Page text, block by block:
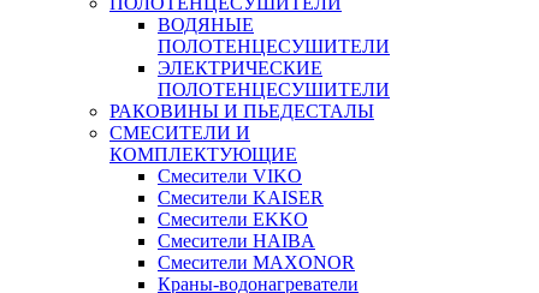
ВОДЯНЫЕ
ПОЛОТЕНЦЕСУШИТЕЛИ
ЭЛЕКТРИЧЕСКИЕ
ПОЛОТЕНЦЕСУШИТЕЛИ
РАКОВИНЫ И ПЬЕДЕСТАЛЫ
СМЕСИТЕЛИ И
КОМПЛЕКТУЮЩИЕ
Смесители VIKO
Смесители KAISER
Смесители EKKO
Смесители HAIBA
Смесители MAXONOR
Краны-водонагреватели